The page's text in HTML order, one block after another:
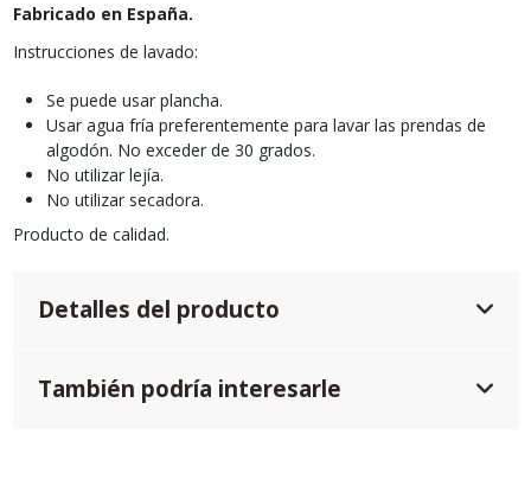
Fabricado en España.
Instrucciones de lavado:
Se puede usar plancha.
Usar agua fría preferentemente para lavar las prendas de
algodón. No exceder de 30 grados.
No utilizar lejía.
No utilizar secadora.
Producto de calidad.
Detalles del producto
También podría interesarle